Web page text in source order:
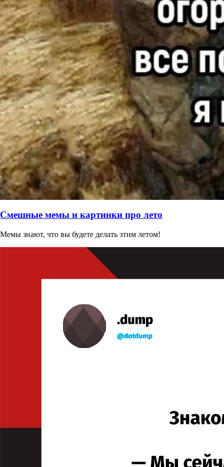
Смешные мемы и картинки про лето
Мемы знают, что вы будете делать этим летом!